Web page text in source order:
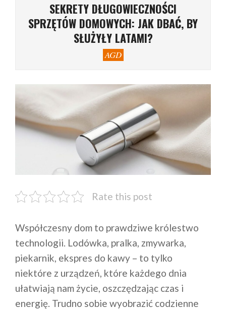
SEKRETY DŁUGOWIECZNOŚCI
SPRZĘTÓW DOMOWYCH: JAK DBAĆ, BY
SŁUŻYŁY LATAMI?
AGD
Rate this post
Współczesny dom to prawdziwe królestwo
technologii. Lodówka, pralka, zmywarka,
piekarnik, ekspres do kawy – to tylko
niektóre z urządzeń, które każdego dnia
ułatwiają nam życie, oszczędzając czas i
energię. Trudno sobie wyobrazić codzienne